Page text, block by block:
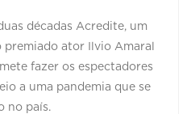
décadas Acredite, um
ator Ilvio Amaral
fazer os espectadores
a uma pandemia que se
no país.